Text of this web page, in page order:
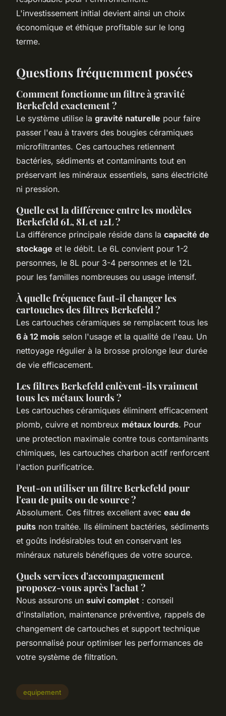
L'investissement initial devient ainsi un choix
économique et éthique profitable sur le long
terme.
Questions fréquemment posées
Comment fonctionne un filtre à gravité
Berkefeld exactement ?
Le système utilise la gravité naturelle pour faire
passer l'eau à travers des bougies céramiques
microfiltrantes. Ces cartouches retiennent
bactéries, sédiments et contaminants tout en
préservant les minéraux essentiels, sans électricité
ni pression.
Quelle est la différence entre les modèles
Berkefeld 6L, 8L et 12L ?
La différence principale réside dans la capacité de
stockage et le débit. Le 6L convient pour 1-2
personnes, le 8L pour 3-4 personnes et le 12L
pour les familles nombreuses ou usage intensif.
À quelle fréquence faut-il changer les
cartouches des filtres Berkefeld ?
Les cartouches céramiques se remplacent tous les
6 à 12 mois selon l'usage et la qualité de l'eau. Un
nettoyage régulier à la brosse prolonge leur durée
de vie efficacement.
Les filtres Berkefeld enlèvent-ils vraiment
tous les métaux lourds ?
Les cartouches céramiques éliminent efficacement
plomb, cuivre et nombreux métaux lourds. Pour
une protection maximale contre tous contaminants
chimiques, les cartouches charbon actif renforcent
l'action purificatrice.
Peut-on utiliser un filtre Berkefeld pour
l'eau de puits ou de source ?
Absolument. Ces filtres excellent avec eau de
puits non traitée. Ils éliminent bactéries, sédiments
et goûts indésirables tout en conservant les
minéraux naturels bénéfiques de votre source.
Quels services d'accompagnement
proposez-vous après l'achat ?
Nous assurons un suivi complet : conseil
d'installation, maintenance préventive, rappels de
changement de cartouches et support technique
personnalisé pour optimiser les performances de
votre système de filtration.
equipement